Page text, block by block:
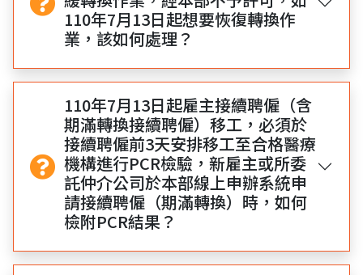
110年7月13日起想要恢復轉換作
業，該如何處理？
110年7月13日起雇主接續聘僱（含
期滿轉換接續聘僱）移工，必須於
接續聘僱前3天安排移工至合格醫療
機構進行PCR檢驗，新雇主或所委
託仲介公司於本部線上申辦系統申
請接續聘僱（期滿轉換）時，如何
檢附PCR結果？